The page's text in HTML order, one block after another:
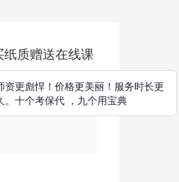
纸质赠送在线课
时长更久！